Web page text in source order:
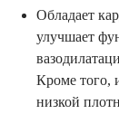
Обладает
улучшает
Кроме того,
низкой